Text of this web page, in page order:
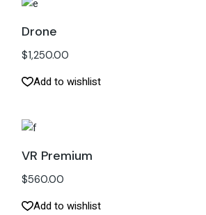
Drone
$1,250.00
Add to wishlist
VR Premium
$560.00
Add to wishlist